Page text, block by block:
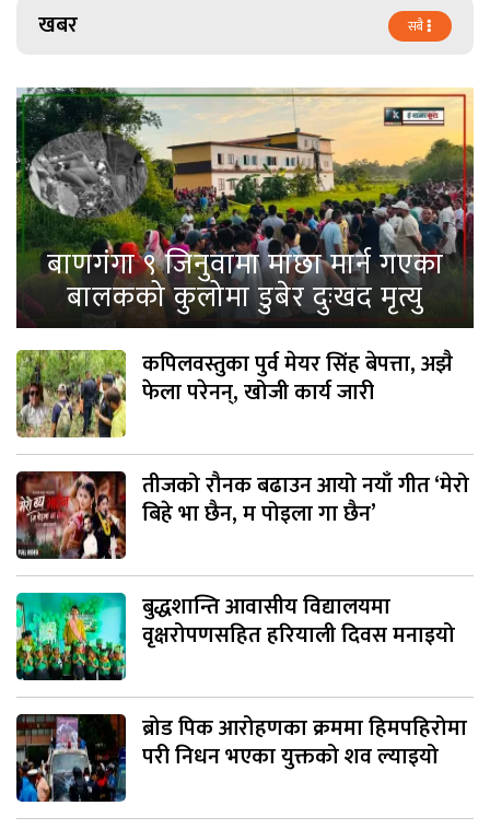
खबर सबै
बाणगंगा ९ जिनुवामा माछा मार्न गएका
बालकको कुलोमा डुबेर दुःखद मृत्यु
कपिलवस्तुका पुर्व मेयर सिंह बेपत्ता, अझै
फेला परेनन्, खोजी कार्य जारी
तीजको रौनक बढाउन आयो नयाँ गीत ‘मेरो
बिहे भा छैन, म पोइला गा छैन’
बुद्धशान्ति आवासीय विद्यालयमा
वृक्षरोपणसहित हरियाली दिवस मनाइयो
ब्रोड पिक आरोहणका क्रममा हिमपहिरोमा
परी निधन भएका युक्तको शव ल्याइयो